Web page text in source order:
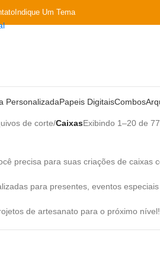
Indique Um Tema
PersonalizadaPapeis DigitaisCombos
de corte/CaixasExibindo 1–20 de
precisa para suas criações de caixas
para presentes, eventos
de artesanato para o próximo nível!